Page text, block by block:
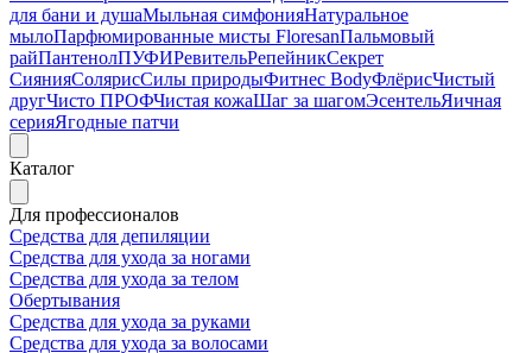
для бани и душаМыльная симфонияНатуральное
мылоПарфюмированные мисты FloresanПальмовый
райПантенолПУФИРевительРепейникСекрет
СиянияСолярисСилы природыФитнес BodyФлёрисЧистый
другЧисто ПРОФЧистая кожаШаг за шагомЭсентельЯичная
серияЯгодные патчи
Каталог
Для профессионалов
Средства для депиляции
Средства для ухода за ногами
Средства для ухода за телом
Обертывания
Средства для ухода за руками
Средства для ухода за волосами